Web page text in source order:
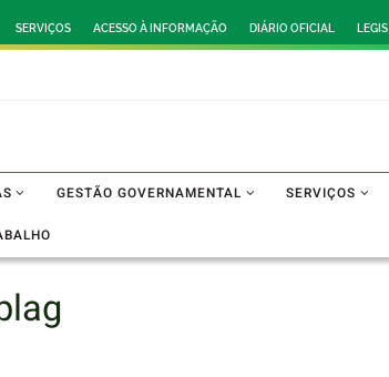
SERVIÇOS ACESSO À INFORMAÇÃO DIÁRIO OFICIAL LEGIS
GESTÃO GOVERNAMENTAL SERVIÇOS